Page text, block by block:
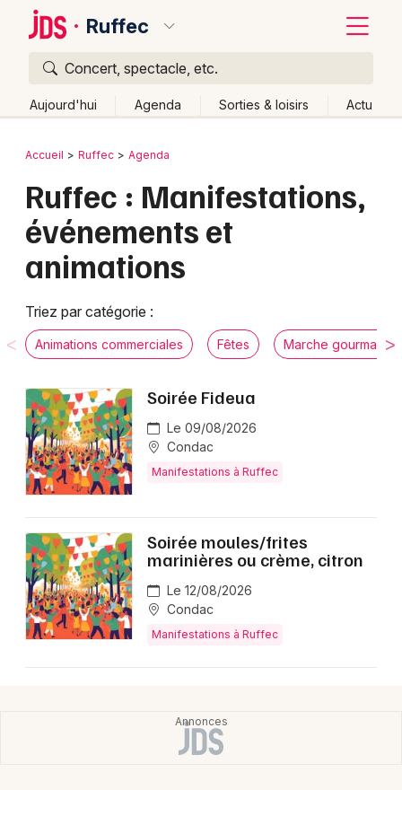
Ruffec
Concert, spectacle, etc.
Aujourd'hui Agenda Sorties & loisirs Actu
Publier un événement
Grands événements
Activité & Expérience
Manifestations
Foires & salons
Spectacles
Concerts
Soirées
Sorties famille
Manifestations en Charente
Bordeaux
Colmar
Lille
Marseille
Montpellier
Nantes
Nice
Paris
Strasbourg
Toulouse
Toutes les villes
Retour
Accueil Ruffec Agenda
Ruffec : Manifestations,
événements et
animations
Triez par catégorie :
Animations commerciales Fêtes Marche gourmande
Soirée Fideua
Le 09/08/2026
Condac
Manifestations à Ruffec
Soirée moules/frites
marinières ou crème, citron
Le 12/08/2026
Condac
Manifestations à Ruffec
Quoi ?
Où ?
Partout
Près de moi Changer de lieu
Quand ?
Aujourd'hui
Demain Ce week-end